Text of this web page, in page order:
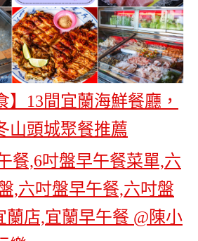
】13間宜蘭海鮮餐廳，
山頭城聚餐推薦